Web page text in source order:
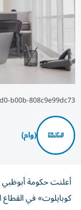
b00b-808c9e99dc73
(وام)
كوبايلوت» في